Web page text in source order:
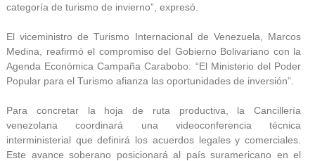
categoría de turismo de invierno”, expresó.
El viceministro de Turismo Internacional de Venezuela, Marcos
Medina, reafirmó el compromiso del Gobierno Bolivariano con la
Agenda Económica Campaña Carabobo: “El Ministerio del Poder
Popular para el Turismo afianza las oportunidades de inversión”.
Para concretar la hoja de ruta productiva, la Cancillería
venezolana coordinará una videoconferencia técnica
interministerial que definirá los acuerdos legales y comerciales.
Este avance soberano posicionará al país suramericano en el